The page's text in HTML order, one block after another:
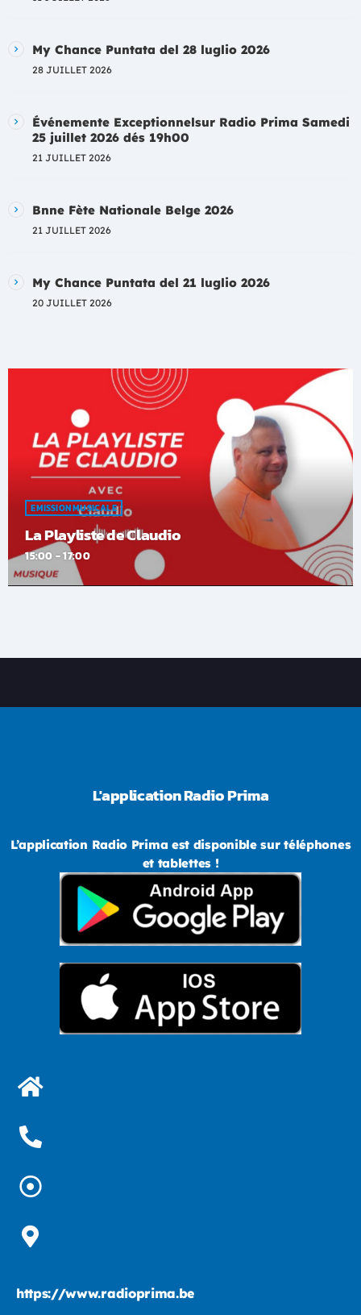
My Chance Puntata del 28 luglio 2026
28 JUILLET 2026
Événemente Exceptionnelsur Radio Prima Samedi
25 juillet 2026 dés 19h00
21 JUILLET 2026
Bnne Fète Nationale Belge 2026
21 JUILLET 2026
My Chance Puntata del 21 luglio 2026
20 JUILLET 2026
EMISSION MUSICALE
La Playliste de Claudio
15:00 - 17:00
L'application Radio Prima
L’application Radio Prima est disponible sur téléphones
et tablettes !
https://www.radioprima.be